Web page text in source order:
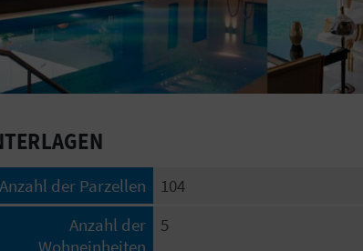
Anzahl der Parzellen
104
Anzahl der
Wohneinheiten
5